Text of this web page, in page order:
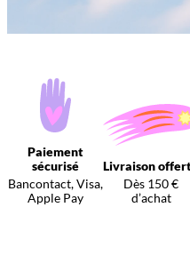
Paiement
sécurisé
Bancontact, Visa,
Apple Pay
Livraison
Dès 150 €
d’achat